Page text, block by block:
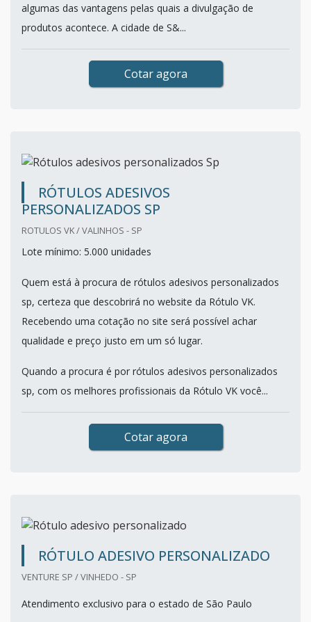
algumas das vantagens pelas quais a divulgação de
produtos acontece. A cidade de S&...
Cotar agora
RÓTULOS ADESIVOS
PERSONALIZADOS SP
ROTULOS VK / VALINHOS - SP
Lote mínimo: 5.000 unidades
Quem está à procura de rótulos adesivos personalizados
sp, certeza que descobrirá no website da Rótulo VK.
Recebendo uma cotação no site será possível achar
qualidade e preço justo em um só lugar.
Quando a procura é por rótulos adesivos personalizados
sp, com os melhores profissionais da Rótulo VK você...
Cotar agora
RÓTULO ADESIVO PERSONALIZADO
VENTURE SP / VINHEDO - SP
Atendimento exclusivo para o estado de São Paulo